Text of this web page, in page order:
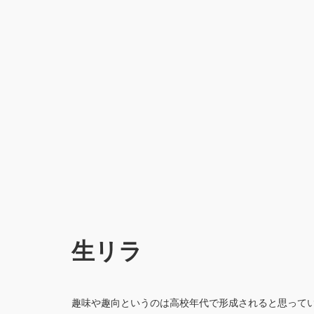
生リラ
趣味や趣向というのは高校年代で形成されると思って